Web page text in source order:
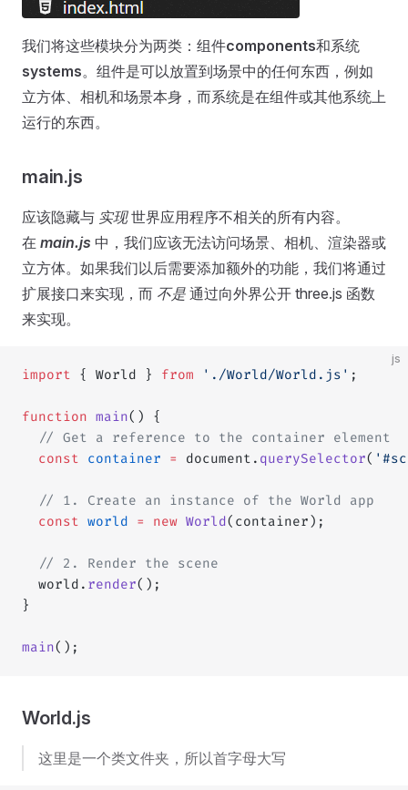
我们将这些模块分为两类：组件components和系统
systems。组件是可以放置到场景中的任何东西，例如
立方体、相机和场景本身，而系统是在组件或其他系统上
运行的东西。
main.js
应该隐藏与 实现世界应用程序不相关的所有内容。
在 main.js 中，我们应该无法访问场景、相机、渲染器或
立方体。如果我们以后需要添加额外的功能，我们将通过
扩展接口来实现，而 不是 通过向外界公开 three.js 函数
来实现。
js
import { World } from './World/World.js' ;
function main() {
  // Get a reference to the container element
  const
container = document. querySelector(
  // 1. Create an instance of the World app
  const
world = new World(container);
  // 2. Render the scene
  world.
render();
}
main();
World.js
这里是一个类文件夹，所以首字母大写